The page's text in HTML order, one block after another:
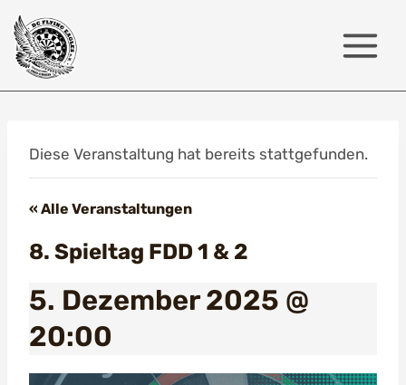
Zum
Inhalt
springen
Diese Veranstaltung hat bereits stattgefunden.
« Alle Veranstaltungen
8. Spieltag FDD 1 & 2
5. Dezember 2025 @
20:00